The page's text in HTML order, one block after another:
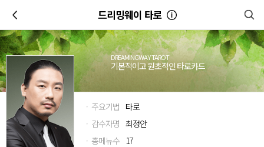
드리밍웨이 타로
DREAMINGWAY TAROT
기본적이고 원초적인 타로카드
· 주요기법 타로
· 감수자명 최정안
· 총메뉴수 17